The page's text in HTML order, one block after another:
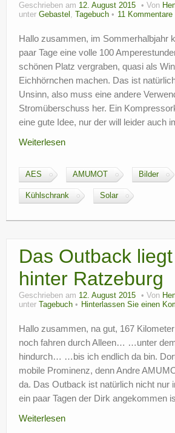
Geschrieben am 12. August 2015 Von
unter Gebastel , Tagebuch 11 Kommentare
Hallo zusammen, im Sommerhalbjahr
paar Tage eine volle 100
schönen Platz vergraben, quasi als
Eichhörnchen machen. Das ist
Unsinn, also muss eine andere
Stromüberschuss her. Ein
eine gute Idee, nur der will leider auch
Weiterlesen
AES AMUMOT Bilder
Kühlschrank Solar
Das Outback
hinter Ratzeburg
Geschrieben am 12. August 2015 Von
unter
Tagebuch Hinterlassen Sie einen
Hallo zusammen, na gut, 167
noch fahren durch Alleen… …unter
hindurch… …bis ich endlich da bin.
mobile Prominenz, denn Andre
da. Das Outback ist natürlich nicht nur
ein paar Tagen der Dirk angekommen
Weiterlesen